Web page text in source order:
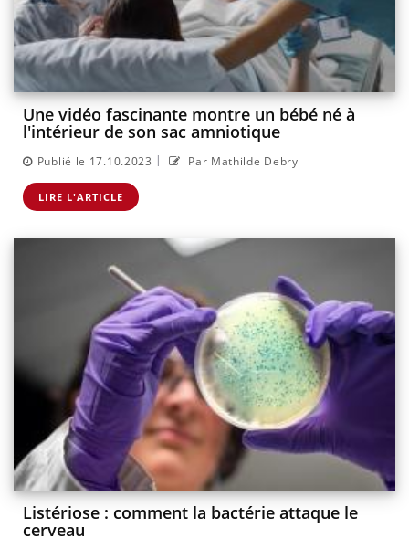
Une vidéo fascinante montre un bébé né à
l'intérieur de son sac amniotique
Publié le 17.10.2023 | Par Mathilde Debry
LIRE L'ARTICLE
Listériose : comment la bactérie attaque le
cerveau